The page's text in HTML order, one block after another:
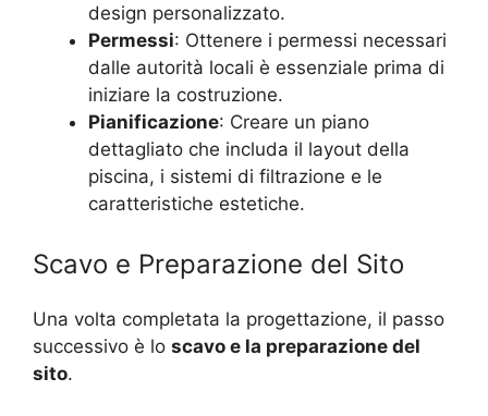
design personalizzato.
Permessi: Ottenere i permessi necessari
dalle autorità locali è essenziale prima di
iniziare la costruzione.
Pianificazione: Creare un piano
dettagliato che includa il layout della
piscina, i sistemi di filtrazione e le
caratteristiche estetiche.
Scavo e Preparazione del Sito
Una volta completata la progettazione, il passo
successivo è lo scavo e la preparazione del
sito.